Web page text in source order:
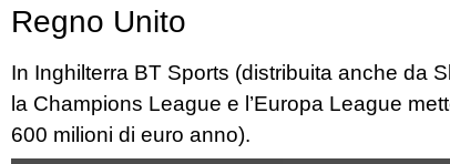
Regno Unito
In Inghilterra BT Sports (distribuita anche da
la Champions League e l’Europa League
600 milioni di euro anno).